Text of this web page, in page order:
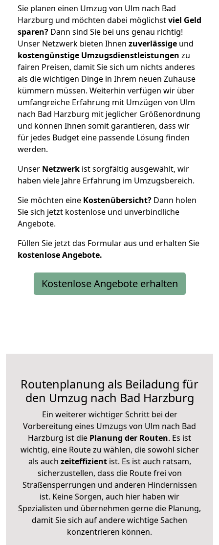
Sie planen einen Umzug von Ulm nach Bad
Harzburg und möchten dabei möglichstviel Geld
sparen? Dann sind Sie bei uns genau richtig!
Unser Netzwerk bieten Ihnen zuverlässige und
kostengünstige Umzugsdienstleistungen zu
fairen Preisen, damit Sie sich um nichts anderes
als die wichtigen Dinge in Ihrem neuen Zuhause
kümmern müssen. Weiterhin verfügen wir über
umfangreiche Erfahrung mit Umzügen von Ulm
nach Bad Harzburg mit jeglicher Größenordnung
und können Ihnen somit garantieren, dass wir
für jedes Budget eine passende Lösung finden
werden.
Unser Netzwerk ist sorgfältig ausgewählt, wir
haben viele Jahre Erfahrung im Umzugsbereich.
Sie möchten eine Kostenübersicht? Dann holen
Sie sich jetzt kostenlose und unverbindliche
Angebote.
Füllen Sie jetzt das Formular aus und erhalten Sie
kostenloseAngebote.
Kostenlose Angebote erhalten
Routenplanung als Beiladung für
den Umzug nach Bad Harzburg
Ein weiterer wichtiger Schritt bei der
Vorbereitung eines Umzugs von Ulm nach Bad
Harzburg ist die Planung der Routen. Es ist
wichtig, eine Route zu wählen, die sowohl sicher
als auch zeiteffizientist. Es ist auch ratsam,
sicherzustellen, dass die Route frei von
Straßensperrungen und anderen Hindernissen
ist. Keine Sorgen, auch hier haben wir
Spezialisten und übernehmen gerne die Planung,
damit Sie sich auf andere wichtige Sachen
konzentrieren können.